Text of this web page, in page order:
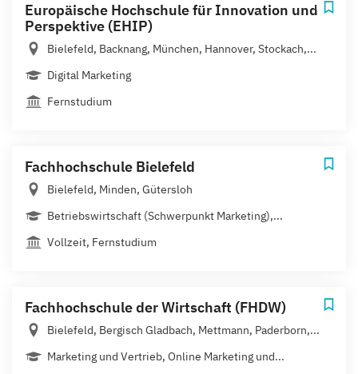
Europäische Hochschule für Innovation und
Perspektive (EHIP)
Bielefeld, Backnang, München, Hannover, Stockach,...
Digital Marketing
Fernstudium
Fachhochschule Bielefeld
Bielefeld, Minden, Gütersloh
Betriebswirtschaft (Schwerpunkt Marketing),...
Vollzeit, Fernstudium
Fachhochschule der Wirtschaft (FHDW)
Bielefeld, Bergisch Gladbach, Mettmann, Paderborn,...
Marketing und Vertrieb, Online Marketing und...